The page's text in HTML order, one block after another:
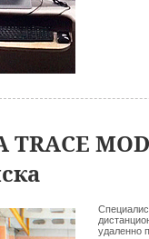
TRACE
удаленно